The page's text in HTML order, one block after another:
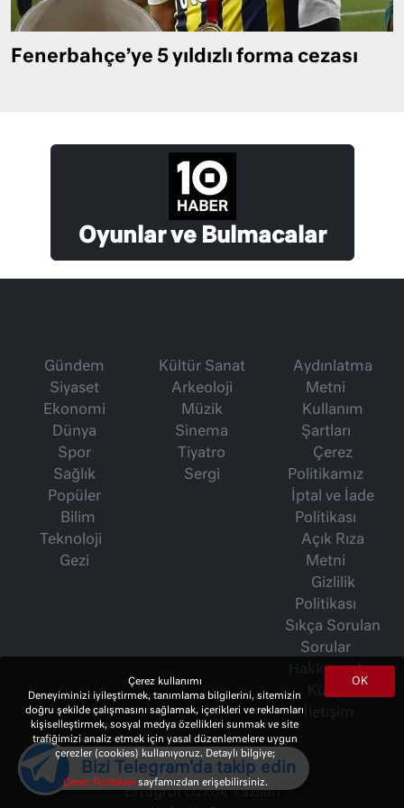
Fenerbahçe’ye 5 yıldızlı forma cezası
Oyunlar ve Bulmacalar
Gündem
Siyaset
Ekonomi
Dünya
Spor
Sağlık
Popüler
Bilim
Teknoloji
Gezi
Kültür Sanat
Arkeoloji
Müzik
Sinema
Tiyatro
Sergi
Aydınlatma
Metni
Kullanım
Şartları
Çerez
Politikamız
İptal ve İade
Politikası
Açık Rıza
Metni
Gizlilik
Politikası
Sıkça Sorulan
Sorular
Hakkımızda
Künye
İsmet Berkan Yazıları
Ertuğrul Özkök Yazıları
OK
Çerez kullanımı
Deneyiminizi iyileştirmek, tanımlama bilgilerini, sitemizin
doğru şekilde çalışmasını sağlamak, içerikleri ve reklamları
kişiselleştirmek, sosyal medya özellikleri sunmak ve site
trafiğimizi analiz etmek için yasal düzenlemelere uygun
çerezler (cookies) kullanıyoruz. Detaylı bilgiye;
Çerez Politikasısayfamızdan erişebilirsiniz.
Bizi Telegram'da takip edin